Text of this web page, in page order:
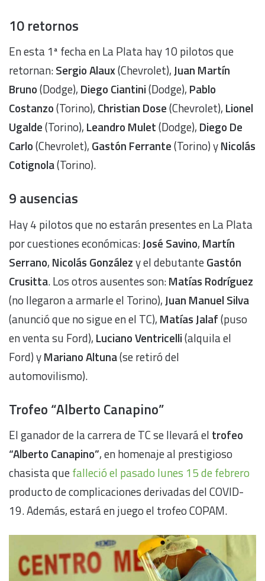
10 retornos
En esta 1ª fecha en La Plata hay 10 pilotos que
retornan:Sergio Alaux(Chevrolet),Juan Martín
Bruno(Dodge), Diego Ciantini(Dodge), Pablo
Costanzo(Torino), Christian Dose(Chevrolet), Lionel
Ugalde(Torino), Leandro Mulet(Dodge), Diego De
Carlo(Chevrolet), Gastón Ferrante(Torino) yNicolás
Cotignola(Torino).
9 ausencias
Hay 4 pilotos que no estarán presentes en La Plata
por cuestiones económicas:José Savino, Martín
Serrano, Nicolás Gonzálezy el debutanteGastón
Crusitta. Los otros ausentes son:Matías Rodríguez
(no llegaron a armarle el Torino),Juan Manuel Silva
(anunció que no sigue en el TC), Matías Jalaf(puso
en venta su Ford), Luciano Ventricelli(alquila el
Ford) yMariano Altuna(se retiró del
automovilismo).
Trofeo “Alberto Canapino”
El ganador de la carrera de TC se llevará el trofeo
“Alberto Canapino”, en homenaje al prestigioso
chasista quefalleció el pasado lunes 15 de febrero
producto de complicaciones derivadas del COVID-
19. Además, estará en juego el trofeo COPAM.